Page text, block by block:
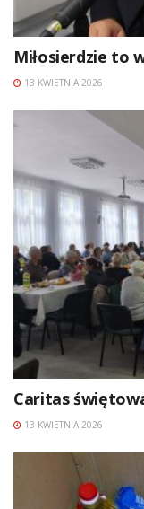
Miłosierdzie to
13 KWIETNIA 2026
Caritas
13 KWIETNIA 2026